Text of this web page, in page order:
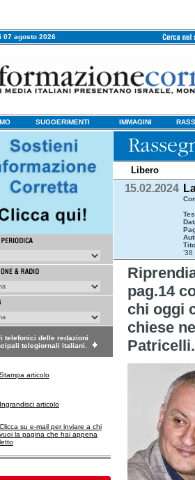
07 agosto 2026
SUGGERIMENTI IMMAGINI
telefonici delle redazioni
telegiornali italiani.
Stampa articolo
Ingrandisci articolo
Clicca su e-mail per inviare a chi
vuoi la pagina che hai appena
letto
Libero
15.02.2024
pag.14
chi oggi
chiese
Patricelli.